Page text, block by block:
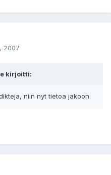
2007
kirjoitti:
niin nyt tietoa jakoon.